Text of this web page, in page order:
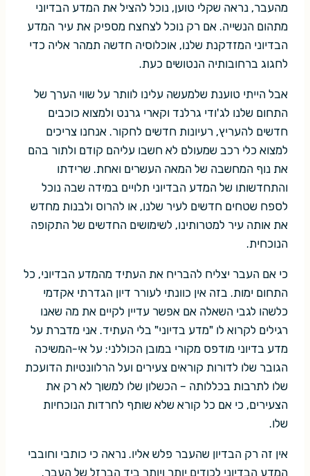
מהעבר, נראה שקלי טוען, נוכל להציל את המדע הבדיוני
מתהום הנשייה. אם רק נוכל לצחצח מספיק את עיר המדע
הבדיוני המזדקנת שלנו, אוכלוסיה חדשה תמהר אליה כדי
לחגוג ברחובותיה הנטושים כעת.
אבל הייתי טוענת שלמעשה עלינו לוותר על שווי הערך של
התחום שלנו לג'ודי גרלנד וקארי גרנט ולמצוא כוכבים
חדשים להעריץ, רעיונות חדשים לחקור. אנחנו צריכים
למצוא כלי רכב שמעולם לא חשבו עליהם קודם ולתור בהם
את נוף המחשבה של המאה העשרים ואחת. שרידתו
והתחדשותו של המדע הבדיוני תלויים במידה שבה נוכל
לספח שטחים חדשים לעיר שלנו, או להרוס ולבנות מחדש
את אותה עיר למטרותינו, לשימושים החדשים של התקופה
הנוכחית.
כי אם העבר יצליח להבריח את העתיד מהמדע הבדיוני, כל
התחום ימות. בזה אין כוונתי לעורר דיון הגדרתי אקדמי
כלשהו לגבי השאלה אם אפשר עדיין לקיים את מה שאנו
רגילים לקרוא לו "מדע בדיוני" בלי העתיד. אני מדברת על
מדע בדיוני מודפס מקורי במובן הכוללני: על אי-המשיכה
הגובר שלו לדורות קוראים צעירים ועל הרלוונטיות הדועכת
שלו לתרבות בכללותה – הכשלון שלו למשוך לא רק את
הצעירים, כי אם כל קורא שלא שותף לחרדות הנוכחיות
שלו.
אין זה רק הבדיון שהעבר פלש אליו. נראה כי כותבי וחובבי
המדע הבדיוני לכודים יותר ויותר ביד הברזל של העבר.